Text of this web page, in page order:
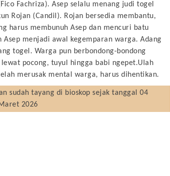
Fachriza). Asep selalu menang judi togel
Rojan (Candil). Rojan bersedia membantu,
harus membunuh Asep dan mencuri batu
Asep menjadi awal kegemparan warga. Adang
togel. Warga pun berbondong-bondong
pocong, tuyul hingga babi ngepet.Ulah
merusak mental warga, harus dihentikan.
sudah tayang di bioskop sejak tanggal 04
2026